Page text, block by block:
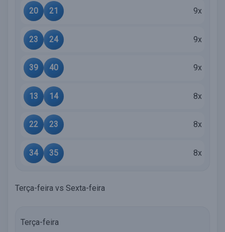
20 21 9x
23 24 9x
39 40 9x
13 14 8x
22 23 8x
34 35 8x
Terça-feira vs Sexta-feira
Terça-feira